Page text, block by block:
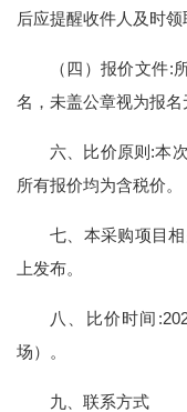
后应提醒收件人及时领
（四）报价文件:
名，未盖公章视为报名
六、比价原则:本
所有报价均为含税价。
七、本采购项目相
上发布。
八、比价时间
场）。
九、联系方式